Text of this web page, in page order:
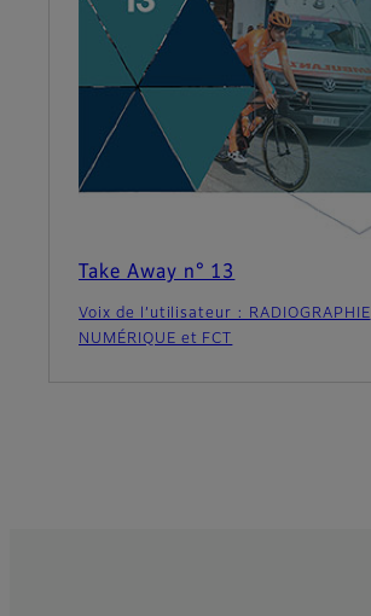
Take Away n° 13
Voix de l’utilisateur : RADIOGRAPHIE
NUMÉRIQUE et FCT